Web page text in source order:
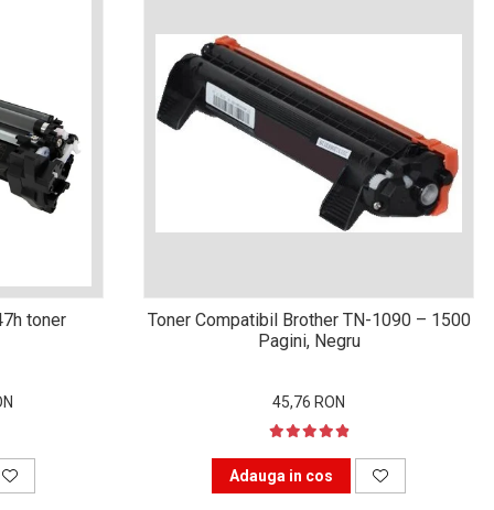
toner
Toner Compatibil Brother TN-1090 – 1500
Pagini, Negru
45,76 RON
Adauga in cos